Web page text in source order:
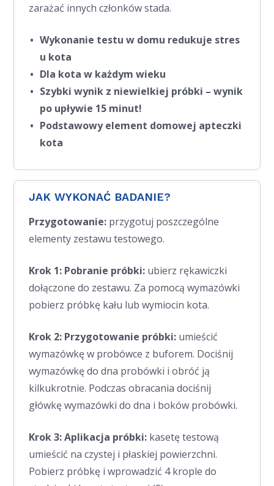
zarażać innych członków stada.
Wykonanie testu w domu redukuje stres
u kota
Dla kota w każdym wieku
Szybki wynik z niewielkiej próbki – wynik
po upływie 15 minut!
Podstawowy element domowej apteczki
kota
JAK WYKONAĆ BADANIE?
Przygotowanie: przygotuj poszczególne
elementy zestawu testowego.
Krok 1: Pobranie próbki: ubierz rękawiczki
dołączone do zestawu. Za pomocą wymazówki
pobierz próbkę kału lub wymiocin kota.
Krok 2: Przygotowanie próbki: umieścić
wymazówkę w probówce z buforem. Dociśnij
wymazówkę do dna probówki i obróć ją
kilkukrotnie. Podczas obracania dociśnij
główkę wymazówki do dna i boków probówki.
Krok 3: Aplikacja próbki: kasetę testową
umieścić na czystej i płaskiej powierzchni.
Pobierz próbkę i wprowadzić 4 krople do